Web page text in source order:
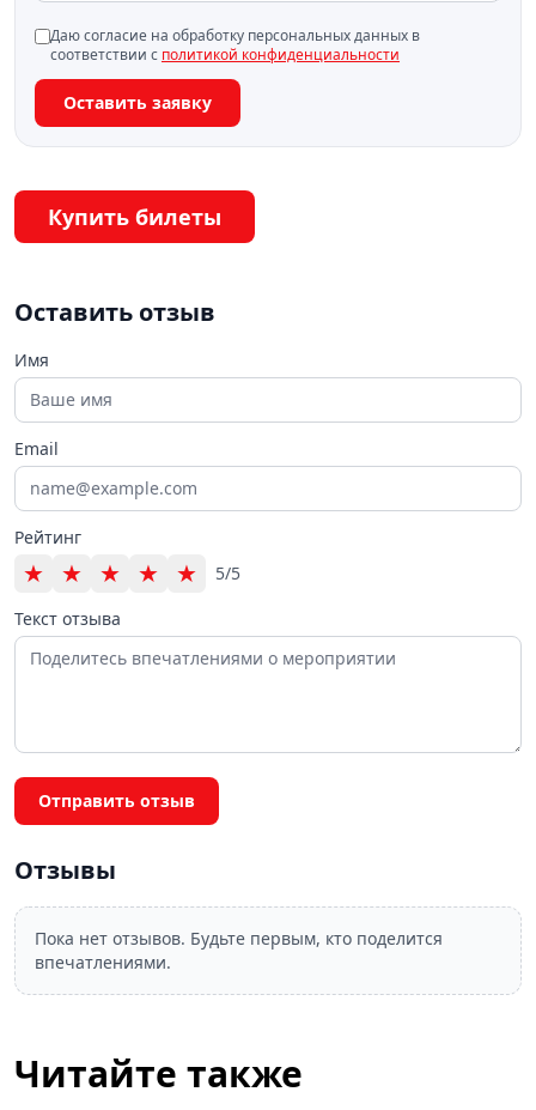
Даю согласие на обработку персональных данных в
соответствии с политикой конфиденциальности
Оставить заявку
Купить билеты
Оставить отзыв
Имя
Email
Рейтинг
★ ★ ★ ★ ★
5/5
Текст отзыва
Отправить отзыв
Отзывы
Пока нет отзывов. Будьте первым, кто поделится
впечатлениями.
Читайте также